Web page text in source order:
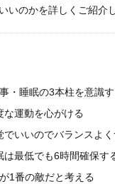
いのかを詳しくご紹介
・睡眠の3本柱を意識
な運動を心がける
でいいのでバランスよ
は最低でも6時間確保す
1番の敵だと考える